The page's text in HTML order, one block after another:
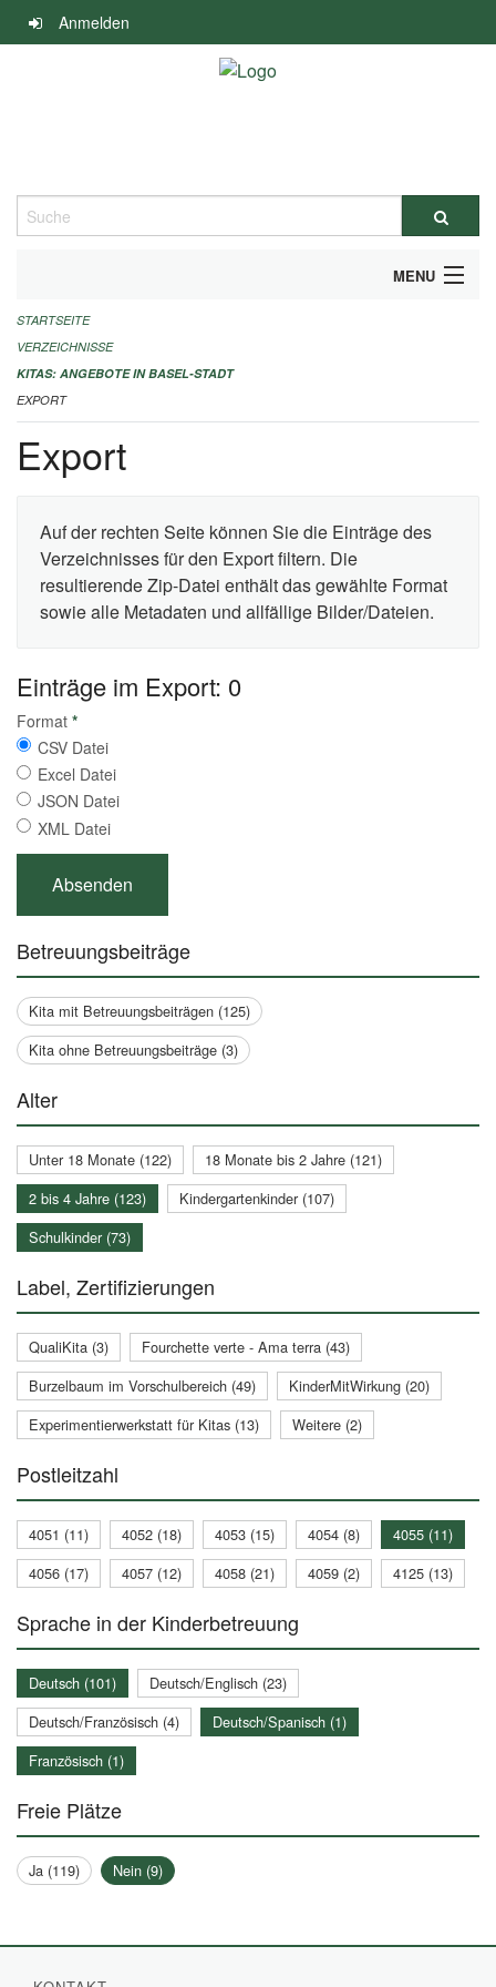
Navigation
überspringen
Anmelden
Suche
MENU
ALLGEMEINE INFORMATIONEN
IMPRESSUM
STARTSEITE
VERZEICHNISSE
KITAS: ANGEBOTE IN BASEL-STADT
EXPORT
Export
Auf der rechten Seite können Sie die Einträge des
Verzeichnisses für den Export filtern. Die
resultierende Zip-Datei enthält das gewählte Format
sowie alle Metadaten und allfällige Bilder/Dateien.
Einträge im Export: 0
Format *
CSV Datei
Excel Datei
JSON Datei
XML Datei
Betreuungsbeiträge
Kita mit Betreuungsbeiträgen (125)
Kita ohne Betreuungsbeiträge (3)
Alter
Unter 18 Monate (122)
18 Monate bis 2 Jahre (121)
2 bis 4 Jahre (123)
Kindergartenkinder (107)
Schulkinder (73)
Label, Zertifizierungen
QualiKita (3)
Fourchette verte - Ama terra (43)
Burzelbaum im Vorschulbereich (49)
KinderMitWirkung (20)
Experimentierwerkstatt für Kitas (13)
Weitere (2)
Postleitzahl
4051 (11) 4052 (18) 4053 (15) 4054 (8)
4055 (11)
4056 (17)
4057 (12) 4058 (21) 4059 (2) 4125 (13)
Sprache in der Kinderbetreuung
Deutsch (101)
Deutsch/Englisch (23)
Deutsch/Französisch (4)
Deutsch/Spanisch (1)
Französisch (1)
Freie Plätze
Ja (119) Nein (9)